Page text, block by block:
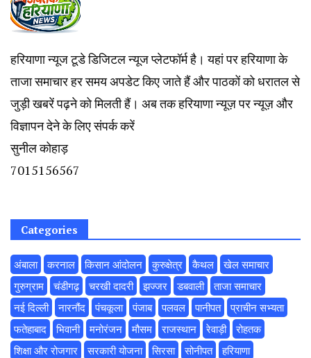
हरियाणा न्यूज टूडे डिजिटल न्यूज प्लेटफॉर्म है। यहां पर हरियाणा के
ताजा समाचार हर समय अपडेट किए जाते हैं और पाठकों को धरातल से
जुड़ी खबरें पढ़ने को मिलती हैं। अब तक हरियाणा न्यूज़ पर न्यूज़ और
विज्ञापन देने के लिए संपर्क करें
सुनील कोहाड़
7015156567
Categories
अंबाला करनाल किसान आंदोलन कुरुक्षेत्र कैथल
खेल समाचार
गुरुग्राम
चंडीगढ़ चरखी दादरी झज्जर डबवाली
ताजा समाचार
नई दिल्ली
नारनौंद पंचकूला पंजाब पलवल पानीपत
प्राचीन सभ्यता
फतेहाबाद
भिवानी मनोरंजन मौसम राजस्थान रेवाड़ी
रोहतक
शिक्षा और रोजगार
सरकारी योजना सिरसा सोनीपत
हरियाणा